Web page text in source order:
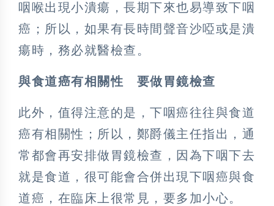
咽喉出現小潰瘍，長期下來也易導致下咽
癌；所以，如果有長時間聲音沙啞或是潰
瘍時，務必就醫檢查。
與食道癌有相關性 要做胃鏡檢查
此外，值得注意的是，下咽癌往往與食道
癌有相關性；所以，鄭爵儀主任指出，通
常都會再安排做胃鏡檢查，因為下咽下去
就是食道，很可能會合併出現下咽癌與食
道癌，在臨床上很常見，要多加小心。